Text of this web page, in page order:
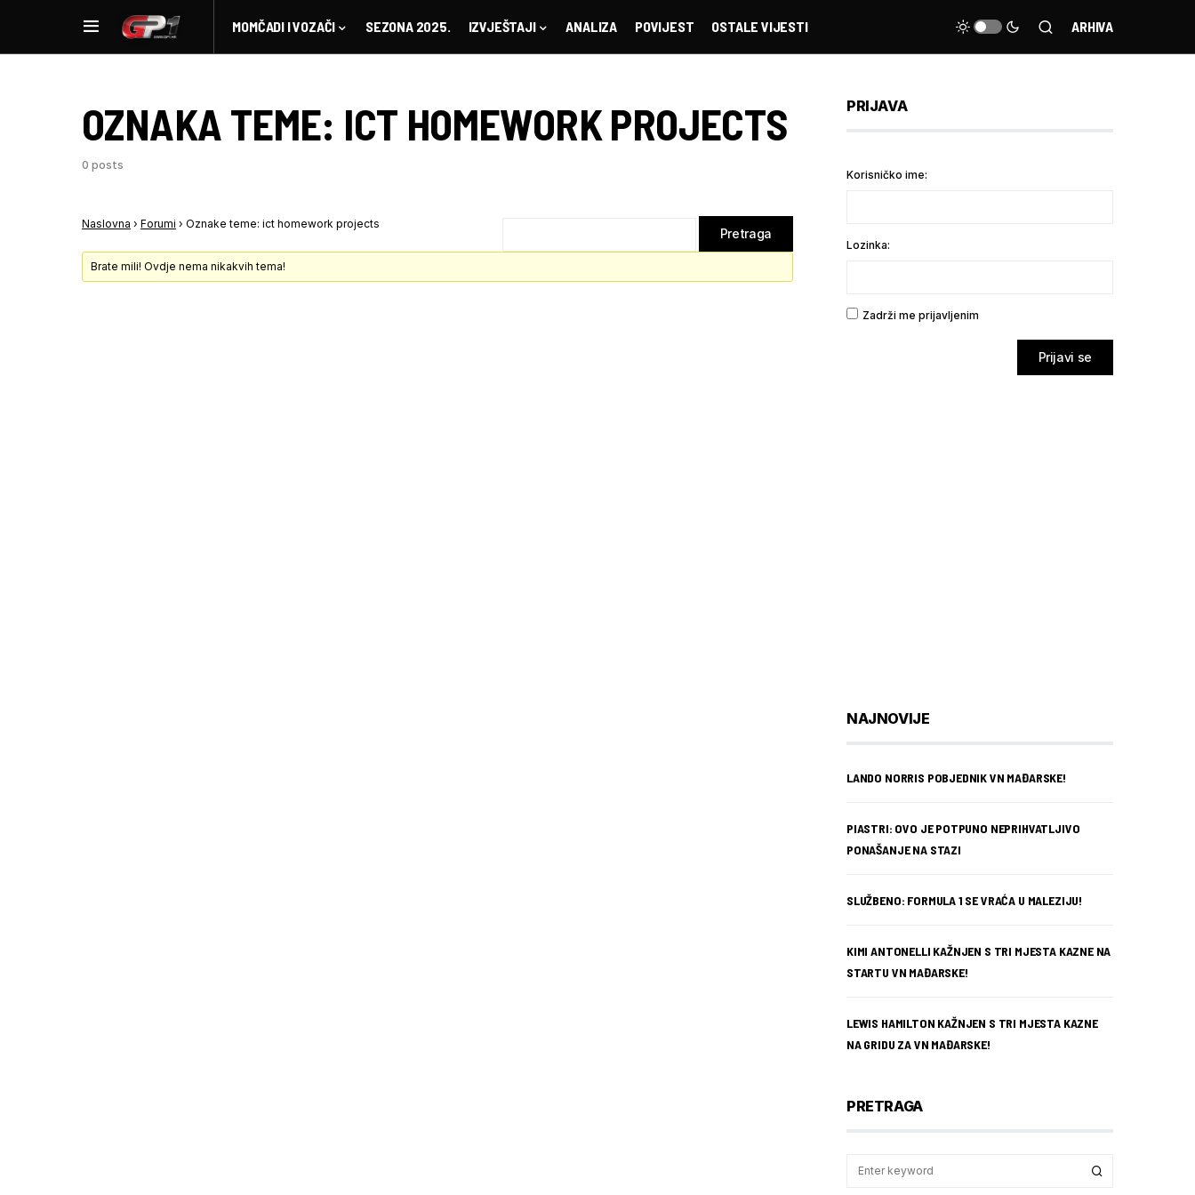
MOMČADI I VOZAČI SEZONA 2025. IZVJEŠTAJI ANALIZA POVIJEST OSTALE VIJESTI ARHIVA
OZNAKA TEME: ICT HOMEWORK PROJECTS
0 posts
Naslovna › Forumi › Oznake teme: ict homework projects
Brate mili! Ovdje nema nikakvih tema!
PRIJAVA
Korisničko ime:
Lozinka:
Zadrži me prijavljenim
Prijavi se
NAJNOVIJE
LANDO NORRIS POBJEDNIK VN MAĐARSKE!
PIASTRI: OVO JE POTPUNO NEPRIHVATLJIVO
PONAŠANJE NA STAZI
SLUŽBENO: FORMULA 1 SE VRAĆA U MALEZIJU!
KIMI ANTONELLI KAŽNJEN S TRI MJESTA KAZNE NA
STARTU VN MAĐARSKE!
LEWIS HAMILTON KAŽNJEN S TRI MJESTA KAZNE
NA GRIDU ZA VN MAĐARSKE!
PRETRAGA